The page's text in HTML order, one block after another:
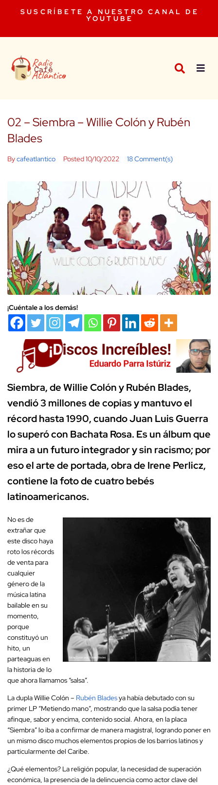
SUSCRÍBETE A NUESTRO CANAL DE
YOUTUBE
02 – Siembra – Willie Colón y Rubén
Blades
Bycafeatlantico Posted10/10/2022 18 Comment(s)
¡Cuéntale a los demás!
Siembra, de Willie Colón y Rubén Blades,
vendió 3 millones de copias y mantuvo el
récord hasta 1990, cuando Juan Luis Guerra
lo superó con Bachata Rosa. Es un álbum que
mira a un futuro integrador y sin racismo; por
eso el arte de portada, obra de Irene Perlicz,
contiene la foto de cuatro bebés
latinoamericanos.
No es de
extrañar que
este disco haya
roto los récords
de venta para
cualquier
género de la
música latina
bailable en su
momento,
porque
constituyó un
hito, un
parteaguas en
la historia de lo
que ahora llamamos “salsa”.
La dupla Willie Colón – Rubén Bladesya había debutado con su
primer LP “Metiendo mano”, mostrando que la salsa podía tener
afinque, sabor y encima, contenido social. Ahora, en la placa
“Siembra” lo iba a confirmar de manera magistral, logrando poner en
un mismo disco muchos elementos propios de los barrios latinos y
particularmente del Caribe.
¿Qué elementos? La religión popular, la necesidad de superación
económica, la presencia de la delincuencia como actor clave del